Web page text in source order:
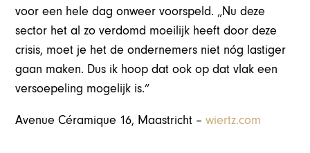
voor een hele dag onweer voorspeld. „Nu deze
sector het al zo verdomd moeilijk heeft door deze
crisis, moet je het de ondernemers niet nóg lastiger
gaan maken. Dus ik hoop dat ook op dat vlak een
versoepeling mogelijk is.”
Avenue Céramique 16, Maastricht –wiertz.com